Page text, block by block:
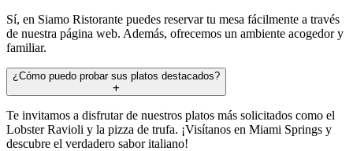
Sí, en Siamo Ristorante puedes reservar tu mesa fácilmente a través
de nuestra página web. Además, ofrecemos un ambiente acogedor y
familiar.
¿Cómo puedo probar sus platos destacados?
Te invitamos a disfrutar de nuestros platos más solicitados como el
Lobster Ravioli y la pizza de trufa. ¡Visítanos en Miami Springs y
descubre el verdadero sabor italiano!